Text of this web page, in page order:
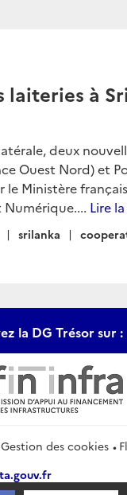
à
deux
Ouest Nord) et
Ministère
Numérique.... Lire
srilanka
la DG Trésor sur :
Gestion des cookies